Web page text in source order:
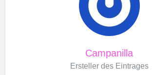
Campanilla
Ersteller des Eintrages